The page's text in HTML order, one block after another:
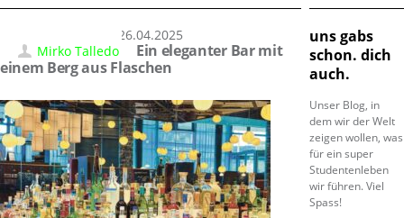
26.04.2025
Mirko Talledo
Ein eleganter Bar mit
einem Berg aus Flaschen
uns gabs
schon. dich
auch.
Unser Blog, in
dem wir der Welt
zeigen wollen, was
für ein super
Studentenleben
wir führen. Viel
Spass!